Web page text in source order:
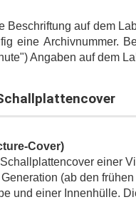
Beschriftung auf dem
eine Archivnummer.
Angaben auf dem
Cover)
einer
(ab den
und einer Innenhülle.